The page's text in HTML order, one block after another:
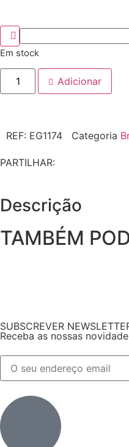
Em stock
Adicionar
REF: EG1174 Categoria
PARTILHAR:
Descrição
TAMBÉM
SUBSCREVER
Receba as nossas